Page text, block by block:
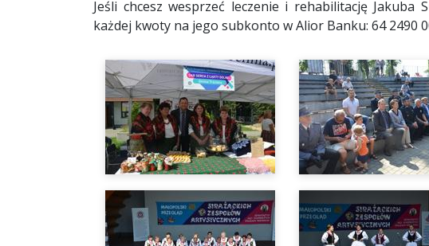
Jeśli chcesz wesprzeć leczenie i rehabilitację Jakuba
każdej kwoty na jego subkonto w Alior Banku: 64 2490